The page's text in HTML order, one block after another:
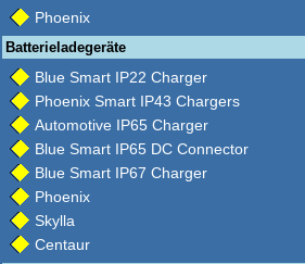
Phoenix
Batterieladegeräte
Blue Smart IP22 Charger
Phoenix Smart IP43 Chargers
Automotive IP65 Charger
Blue Smart IP65 DC Connector
Blue Smart IP67 Charger
Phoenix
Skylla
Centaur